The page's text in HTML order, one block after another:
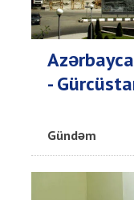
-
Gündəm